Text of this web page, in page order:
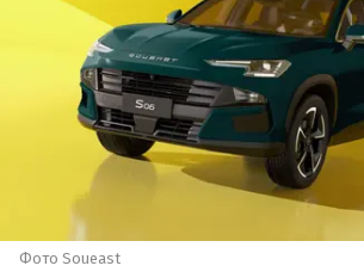
Фото Soueast